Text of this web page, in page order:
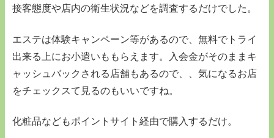
接客態度や店内の衛生状況などを調査するだけでした。
エステは体験キャンペーン等があるので、無料でトライ
出来る上にお小遣いももらえます。入会金がそのままキ
ャッシュバックされる店舗もあるので、、気になるお店
をチェックスて見るのもいいですね。
化粧品などもポイントサイト経由で購入するだけ。